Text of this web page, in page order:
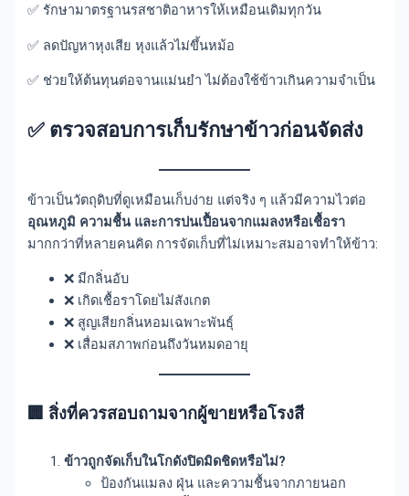
✅ รักษามาตรฐานรสชาติอาหารให้เหมือนเดิมทุกวัน
✅ ลดปัญหาหุงเสีย หุงแล้วไม่ขึ้นหม้อ
✅ ช่วยให้ต้นทุนต่อจานแม่นยำ ไม่ต้องใช้ข้าวเกินความจำเป็น
✅ ตรวจสอบการเก็บรักษาข้าวก่อนจัดส่ง
ข้าวเป็นวัตถุดิบที่ดูเหมือนเก็บง่าย แต่จริง ๆ แล้วมีความไวต่อ
อุณหภูมิ ความชื้น และการปนเปื้อนจากแมลงหรือเชื้อรา
มากกว่าที่หลายคนคิด การจัดเก็บที่ไม่เหมาะสมอาจทำให้ข้าว:
❌ มีกลิ่นอับ
❌ เกิดเชื้อราโดยไม่สังเกต
❌ สูญเสียกลิ่นหอมเฉพาะพันธุ์
❌ เสื่อมสภาพก่อนถึงวันหมดอายุ
🏢 สิ่งที่ควรสอบถามจากผู้ขายหรือโรงสี
ข้าวถูกจัดเก็บในโกดังปิดมิดชิดหรือไม่?
ป้องกันแมลง ฝุ่น และความชื้นจากภายนอก